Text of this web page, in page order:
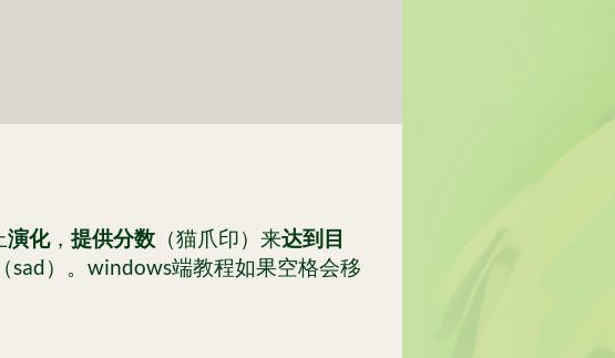
演化， 提供分数 （猫爪印）来达到目
sad）。windows端教程如果空格会移